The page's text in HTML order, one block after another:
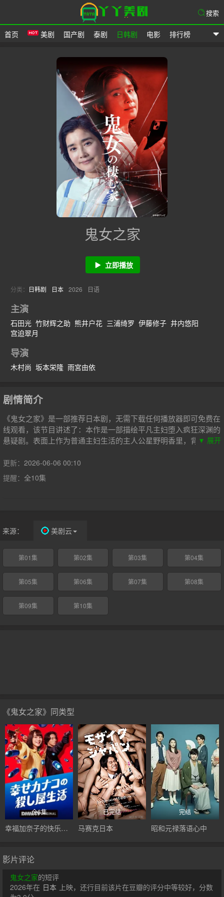
首页 美剧 国产剧 泰剧 日韩剧 电影 排行榜
搜索
鬼女之家
立即播放
分类： 日韩剧 日本 2026 日语
主演
石田光 竹财辉之助 熊井户花 三浦绮罗 伊藤修子 井内悠阳
宫迫翠月
导演
木村尚 坂本栄隆 雨宮由依
剧情简介
《鬼女之家》是一部推荐日本剧，无需下载任何播放器即可免费在
线观看，该节目讲述了：本作是一部描绘平凡主妇堕入疯狂深渊的
悬疑剧。表面上作为普通主妇生活的主人公星野明香里，背地里却
逼入舆论漩涡的“恶女”，沉溺于私刑的快感之中。某日，一位自称
柊的神秘人物发来私信，事态急转直下。
▼ 展开
更新： 2026-06-06 00:10
提醒： 全10集
来源： 美剧云
第01集 第02集 第03集 第04集
第05集 第06集 第07集 第08集
第09集 第10集
《鬼女之家》同类型
全6集
幸福加奈子的快乐杀手生活
已完结
马赛克日本
完结
昭和元禄落语心中
影片评论
鬼女之家的短评
2026年在 日本 上映，还行目前该片在豆瓣的评分中等较好，分数